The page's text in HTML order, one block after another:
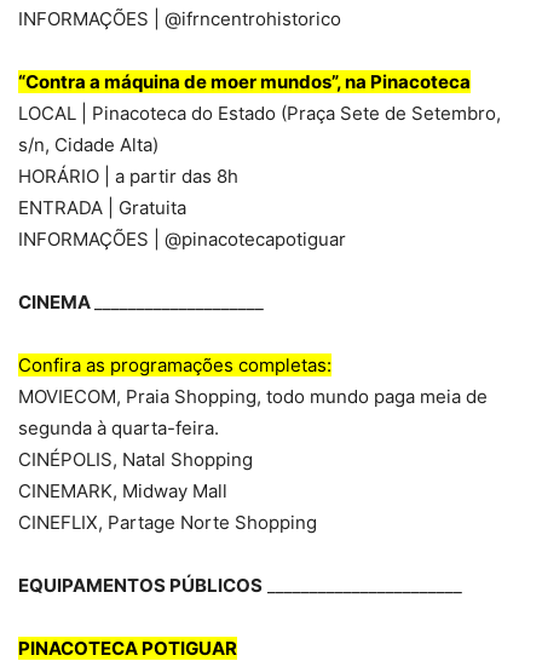
INFORMAÇÕES | @ifrncentrohistorico
“Contra a máquina de moer mundos”, na Pinacoteca
LOCAL | Pinacoteca do Estado (Praça Sete de Setembro,
s/n, Cidade Alta)
HORÁRIO | a partir das 8h
ENTRADA | Gratuita
INFORMAÇÕES | @pinacotecapotiguar
CINEMA
Confira as programações completas:
MOVIECOM, Praia Shopping, todo mundo paga meia de
segunda à quarta-feira.
CINÉPOLIS, Natal Shopping
CINEMARK, Midway Mall
CINEFLIX, Partage Norte Shopping
EQUIPAMENTOS PÚBLICOS
PINACOTECA POTIGUAR